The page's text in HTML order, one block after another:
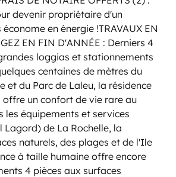
devenir propriétaire d'un
en énergie !TRAVAUX EN
EN FIN D'ANNÉE : Derniers 4
loggias et stationnements
centaines de mètres du
et du Parc de Laleu, la résidence
un confort de vie rare au
les équipements et services
de La Rochelle, la
naturels, des plages et de l'Ile
à taille humaine offre encore
4 pièces aux surfaces